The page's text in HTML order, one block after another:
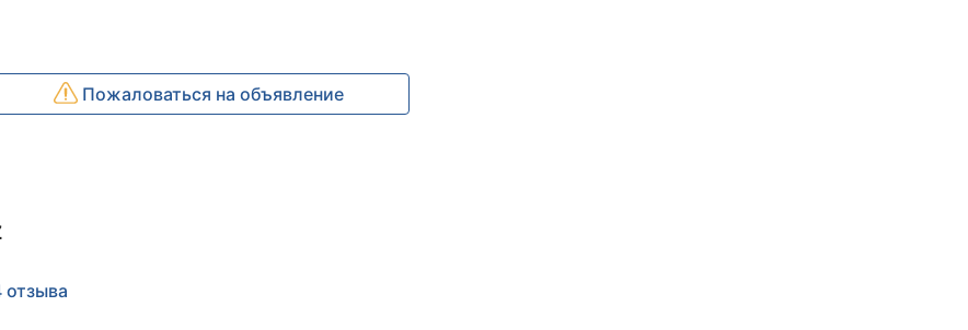
Пожаловаться на объявление
отзыва